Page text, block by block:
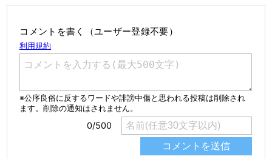
コメントを書く（ユーザー登録不要）